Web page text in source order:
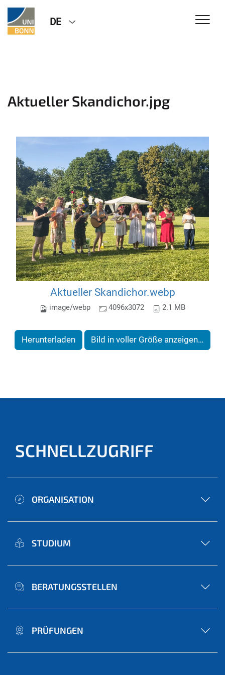
DE
Aktueller Skandichor.jpg
Aktueller Skandichor.webp
image/webp 4096x3072 2.1 MB
Herunterladen Bild in voller Größe anzeigen…
SCHNELLZUGRIFF
ORGANISATION
STUDIUM
BERATUNGSSTELLEN
PRÜFUNGEN